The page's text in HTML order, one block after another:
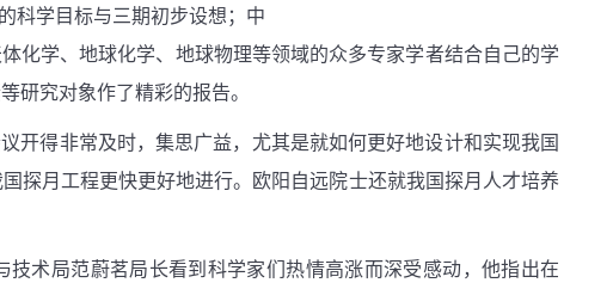
科学目标与三期初步设想；中
体化学、地球化学、地球物理等领域的众多专家学者结合自己的学
研究对象作了精彩的报告。
开得非常及时，集思广益，尤其是就如何更好地设计和实现我国
探月工程更快更好地进行。欧阳自远院士还就我国探月人才培养
术局范蔚茗局长看到科学家们热情高涨而深受感动，他指出在